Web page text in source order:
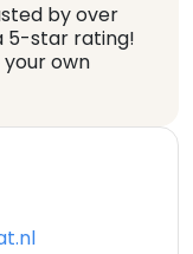
by over
5-star rating!
own